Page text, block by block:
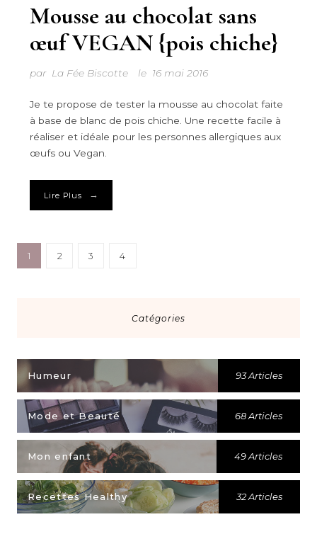
Mousse au chocolat sans
œuf VEGAN {pois chiche}
par La Fée Biscotte le 16 mai 2016
Je te propose de tester la mousse au chocolat faite
à base de blanc de pois chiche. Une recette facile à
réaliser et idéale pour les personnes allergiques aux
œufs ou Vegan.
Lire Plus →
1 2 3 4
Catégories
Humeur 93 Articles
Mode et Beauté 68 Articles
Mon enfant 49 Articles
Recettes Healthy 32 Articles